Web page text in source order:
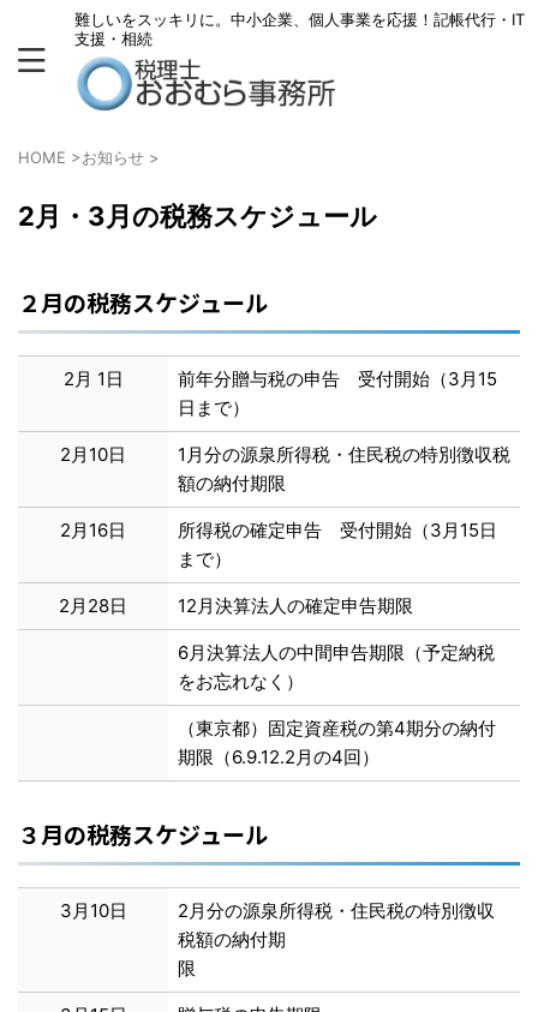
難しいをスッキリに。中小企業、個人事業を応援！記帳代行・IT
支援・相続
HOME >お知らせ >
2月・3月の税務スケジュール
２月の税務スケジュール
2月 1日
前年分贈与税の申告 受付開始（3月15
日まで）
2月10日
1月分の源泉所得税・住民税の特別徴収税
額の納付期限
2月16日
所得税の確定申告 受付開始（3月15日
まで）
2月28日 12月決算法人の確定申告期限
6月決算法人の中間申告期限（予定納税
をお忘れなく）
（東京都）固定資産税の第4期分の納付
期限（6.9.12.2月の4回）
３月の税務スケジュール
3月10日
2月分の源泉所得税・住民税の特別徴収
税額の納付期
限